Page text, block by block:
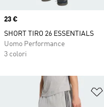
Price
23 €
SHORT TIRO 26 ESSENTIALS
Uomo Performance
3 colori